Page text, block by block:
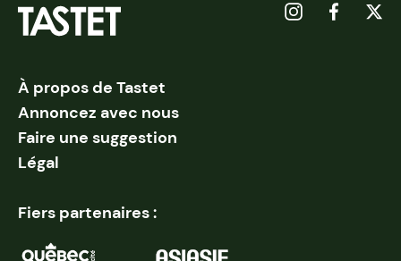
À propos de Tastet
Annoncez avec nous
Faire une suggestion
Légal
Fiers partenaires :